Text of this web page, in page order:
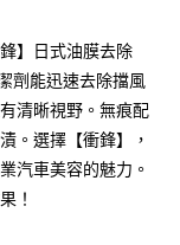
行
業銀行
業銀行
行
）商業銀行
行
業銀行
行
）商業銀行
業銀行
業銀行
）商業銀行
行
行
行
業銀行
卡公司
】日式油膜去除
劑能迅速去除擋風
清晰視野。無痕配
。選擇【衝鋒】，
汽車美容的魅力。
！